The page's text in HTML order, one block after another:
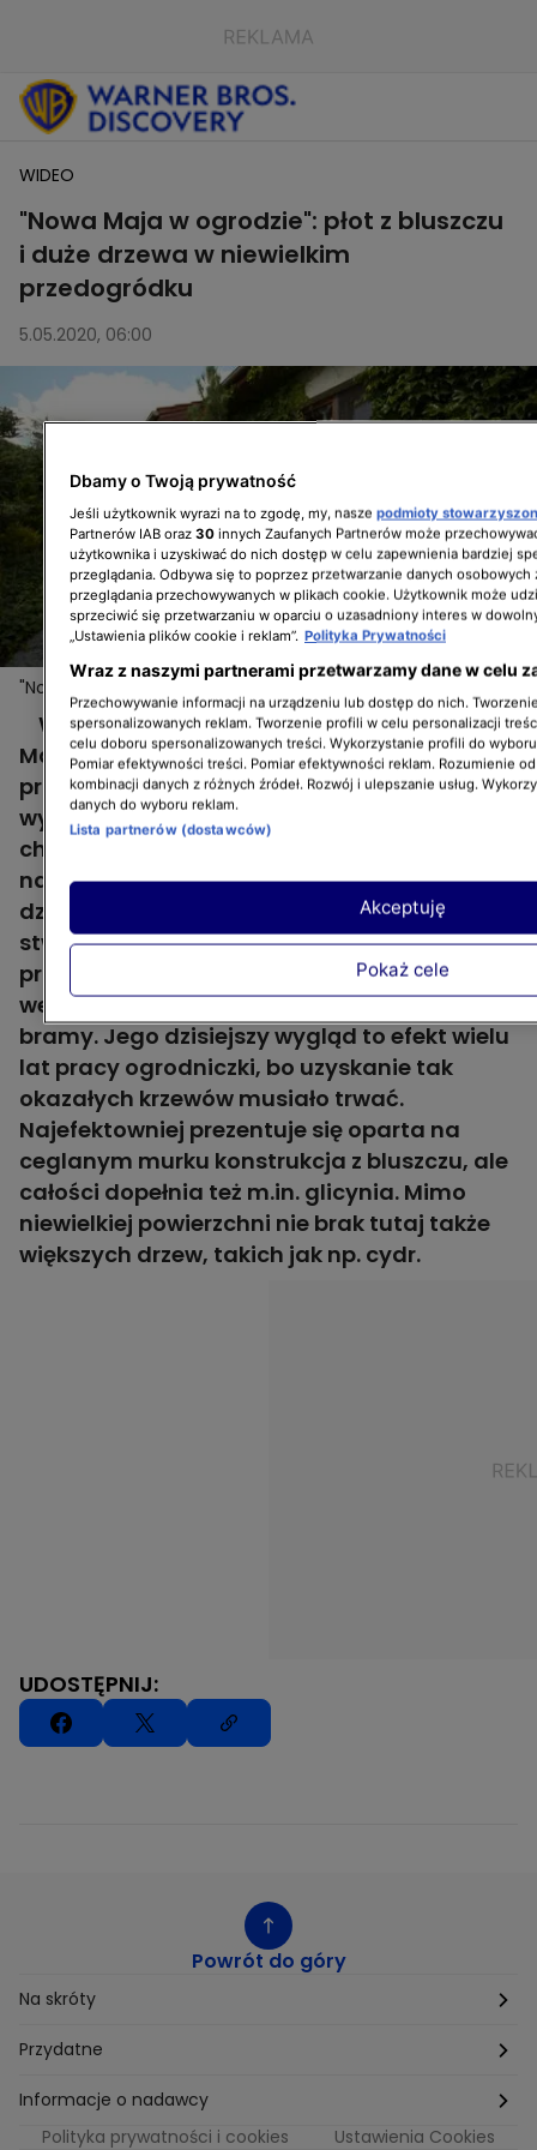
WIDEO
"Nowa Maja w ogrodzie": płot z bluszczu
i duże drzewa w niewielkim
przedogródku
5.05.2020, 06:00
"Nowa Maja w ogrodzie": płot z bluszczu i duże
drzewa w niewielkim przedogródku
Właścicielka pierwszego z ogrodów, który
Maja Popielarska odwiedza w 10. odcinku
programu "Nowa Maja w ogrodzie" z
wykształcenia jest architektką krajobrazu,
choć sporo jej czasu pochłania także opieka
nad dziećmi oraz własnym domem oraz
działką. Wszystko co się na niej znajduje,
stworzyła sama. Również urokliwy
przedogródek. Nietypowy, bo drzwi
wejściowe nie znajdują się tutaj naprzeciw
bramy. Jego dzisiejszy wygląd to efekt wielu
lat pracy ogrodniczki, bo uzyskanie tak
okazałych krzewów musiało trwać.
Najefektowniej prezentuje się oparta na
ceglanym murku konstrukcja z bluszczu, ale
całości dopełnia też m.in. glicynia. Mimo
niewielkiej powierzchni nie brak tutaj także
większych drzew, takich jak np. cydr.
UDOSTĘPNIJ:
Powrót do góry
Na skróty
Etyka
Supplier Diversity
Przydatne
Biuro Prasowe
Informacje o nadawcy
Polityka prywatności i cookies Ustawienia Cookies
Dbamy o Twoją prywatność
Jeśli użytkownik wyrazi na to zgodę, my, nasze podmioty
Partnerów IAB oraz 30 innych Zaufanych Partnerów może
użytkownika i uzyskiwać do nich dostęp w celu zapewnienia bardziej
przeglądania. Odbywa się to poprzez przetwarzanie danych osobowych
przeglądania przechowywanych w plikach cookie. Użytkownik może
sprzeciwić się przetwarzaniu w oparciu o uzasadniony interes w
„Ustawienia plików cookie i reklam”. Polityka Prywatności
Wraz z naszymi partnerami przetwarzamy dane w celu
Przechowywanie informacji na urządzeniu lub dostęp do nich.
spersonalizowanych reklam. Tworzenie profili w celu personalizacji
celu doboru spersonalizowanych treści. Wykorzystanie profili do
Pomiar efektywności treści. Pomiar efektywności reklam. Rozumienie
kombinacji danych z różnych źródeł. Rozwój i ulepszanie usług.
danych do wyboru reklam.
Lista partnerów (dostawców)
Pokaż cele
Akceptuję